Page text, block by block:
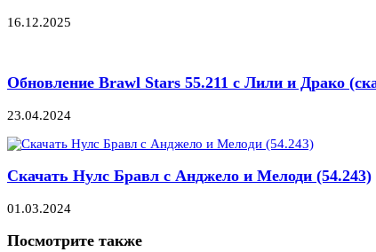
16.12.2025
Обновление Brawl Stars 55.211 с Лили и Драко
23.04.2024
Скачать Нулс Бравл с Анджело и Мелоди (54.243)
01.03.2024
Посмотрите также